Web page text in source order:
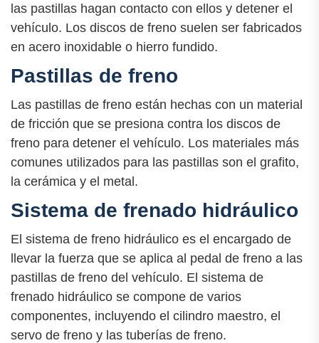
las pastillas hagan contacto con ellos y detener el
vehículo. Los discos de freno suelen ser fabricados
en acero inoxidable o hierro fundido.
Pastillas de freno
Las pastillas de freno están hechas con un material
de fricción que se presiona contra los discos de
freno para detener el vehículo. Los materiales más
comunes utilizados para las pastillas son el grafito,
la cerámica y el metal.
Sistema de frenado hidráulico
El sistema de freno hidráulico es el encargado de
llevar la fuerza que se aplica al pedal de freno a las
pastillas de freno del vehículo. El sistema de
frenado hidráulico se compone de varios
componentes, incluyendo el cilindro maestro, el
servo de freno y las tuberías de freno.